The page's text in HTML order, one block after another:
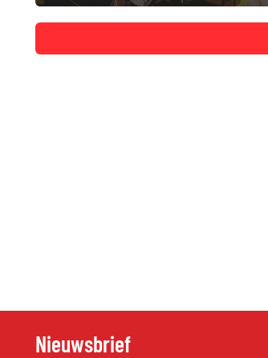
Nieuwsbrief